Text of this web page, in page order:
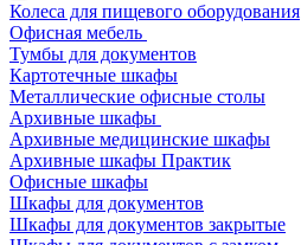
Колеса для пищевого оборудования
Офисная мебель
Тумбы для документов
Картотечные шкафы
Металлические офисные столы
Архивные шкафы
Архивные медицинские шкафы
Архивные шкафы Практик
Офисные шкафы
Шкафы для документов
Шкафы для документов закрытые